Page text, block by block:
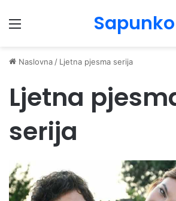
Menu Sapunko
Naslovna / Ljetna pjesma serija
Ljetna
serija